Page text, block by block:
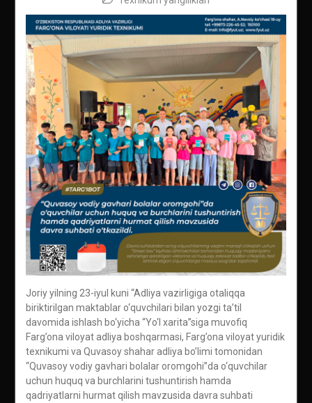
Joriy yilning 23-iyul kuni “Adliya vazirligiga otaliqqa
biriktirilgan maktablar o‘quvchilari bilan yozgi ta’til
davomida ishlash bo‘yicha “Yo‘l xarita”siga muvofiq
Farg’ona viloyat adliya boshqarmasi, Farg’ona viloyat yuridik
texnikumi va Quvasoy shahar adliya bo’limi tomonidan
“Quvasoy vodiy gavhari bolalar oromgohi”da o‘quvchilаr
uchun huquq vа burchlаrini tushuntirish hamda
qаdriyatlаrni hurmаt qilish mаvzusida davra suhbati